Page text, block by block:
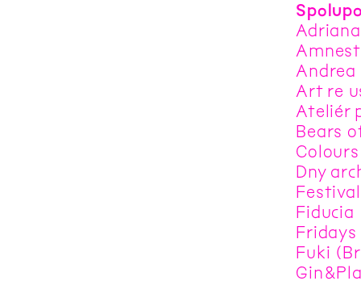
Andrea
Art re
Ateliér
Bears
Dny
Fiducia
Fridays
Fuki